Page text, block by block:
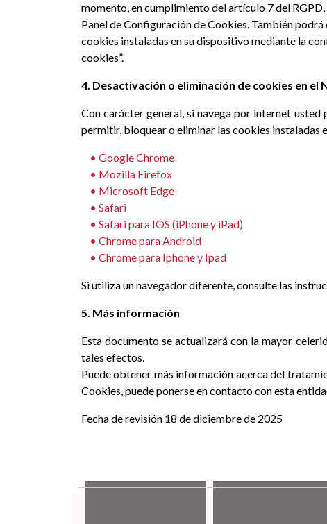
momento, en cumplimiento del artículo 7 del
Panel de Configuración de Cookies. También
cookies instaladas en su dispositivo mediante la
cookies”.
4. Desactivación o eliminación de cookies en el
Con carácter general, si navega por internet usted
permitir, bloquear o eliminar las cookies instaladas
• Google Chrome
• Mozilla Firefox
• Microsoft Edge
• Safari
• Safari para IOS (iPhone y iPad)
• Chrome para Android
• Chrome para Iphone y Ipad
Si utiliza un navegador diferente, consulte las
5. Más información
Esta documento se actualizará con la mayor
tales efectos.
Puede obtener más información acerca del
Cookies, puede ponerse en contacto con esta
Fecha de revisión 18 de diciembre de 2025